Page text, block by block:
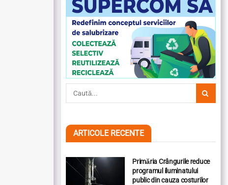
ARTICOLE RECENTE
Primăria Crângurile reduce
programul iluminatului
public din cauza costurilor